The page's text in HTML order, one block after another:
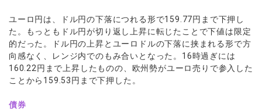
ユーロ円は、ドル円の下落につれる形で159.77円まで下押し
た。もっともドル円が切り返し上昇に転じたことで下値は限定
的だった。ドル円の上昇とユーロドルの下落に挟まれる形で方
向感なく、レンジ内でのもみ合いとなった。16時過ぎには
160.22円まで上昇したものの、欧州勢がユーロ売りで参入した
ことから159.53円まで下押した。
債券